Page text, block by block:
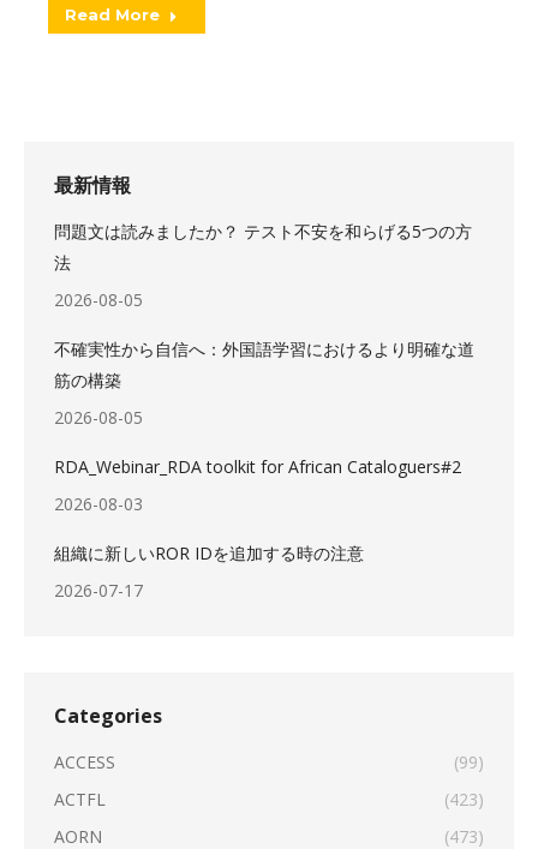
Read More
最新情報
問題文は読みましたか？ テスト不安を和らげる5つの方
法
2026-08-05
不確実性から自信へ：外国語学習におけるより明確な道
筋の構築
2026-08-05
RDA_Webinar_RDA toolkit for African Cataloguers#2
2026-08-03
組織に新しいROR IDを追加する時の注意
2026-07-17
Categories
ACCESS
(99)
ACTFL
(423)
AORN
(473)